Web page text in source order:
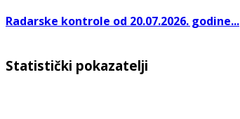
Radarske kontrole od 20.07.2026. godine...
Statistički pokazatelji